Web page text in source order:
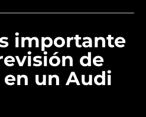
importante
de
un Audi